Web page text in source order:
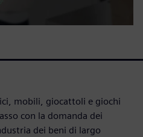
mobili, giocattoli e giochi
con la domanda dei
dei beni di largo